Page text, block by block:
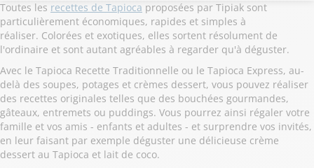
Toutes les recettes de Tapioca proposées par Tipiak sont
particulièrement économiques, rapides et simples à
réaliser. Colorées et exotiques, elles sortent résolument de
l'ordinaire et sont autant agréables à regarder qu'à déguster.
Avec le Tapioca Recette Traditionnelle ou le Tapioca Express, au-
delà des soupes, potages et crèmes dessert, vous pouvez réaliser
des recettes originales telles que des bouchées gourmandes,
gâteaux, entremets ou puddings. Vous pourrez ainsi régaler votre
famille et vos amis - enfants et adultes - et surprendre vos invités,
en leur faisant par exemple déguster une délicieuse crème
dessert au Tapioca et lait de coco.